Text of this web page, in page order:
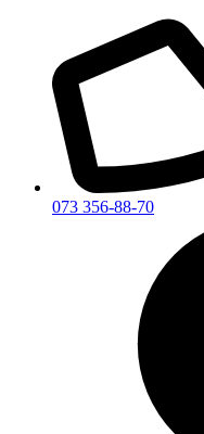
073 356-88-70